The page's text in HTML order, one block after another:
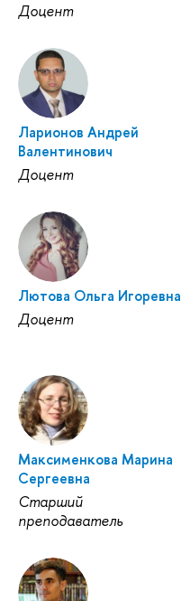
Доцент
Ларионов Андрей
Валентинович
Доцент
Лютова Ольга Игоревна
Доцент
Максименкова Марина
Сергеевна
Старший
преподаватель